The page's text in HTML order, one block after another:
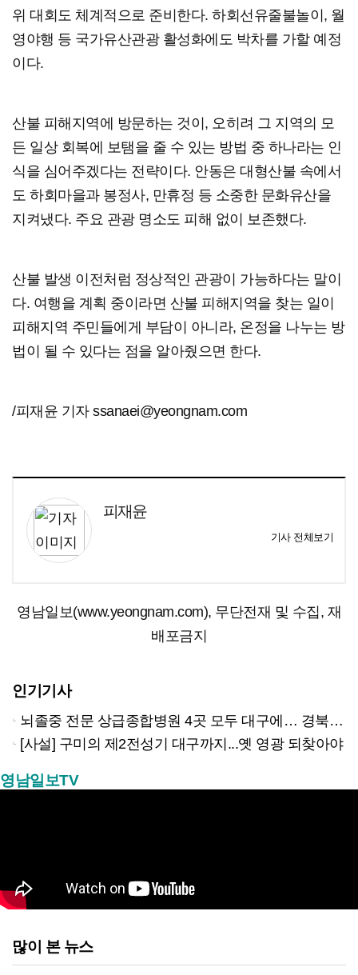
위 대회도 체계적으로 준비한다. 하회선유줄불놀이, 월
영야행 등 국가유산관광 활성화에도 박차를 가할 예정
이다.
산불 피해지역에 방문하는 것이, 오히려 그 지역의 모
든 일상 회복에 보탬을 줄 수 있는 방법 중 하나라는 인
식을 심어주겠다는 전략이다. 안동은 대형산불 속에서
도 하회마을과 봉정사, 만휴정 등 소중한 문화유산을
지켜냈다. 주요 관광 명소도 피해 없이 보존했다.
산불 발생 이전처럼 정상적인 관광이 가능하다는 말이
다. 여행을 계획 중이라면 산불 피해지역을 찾는 일이
피해지역 주민들에게 부담이 아니라, 온정을 나누는 방
법이 될 수 있다는 점을 알아줬으면 한다.
/피재윤 기자 ssanaei@yeongnam.com
피재윤
기사 전체보기
영남일보(www.yeongnam.com), 무단전재 및 수집, 재
배포금지
인기기사
뇌졸중 전문 상급종합병원 4곳 모두 대구에… 경북은 골든타임 사각지대
[사설] 구미의 제2전성기 대구까지...옛 영광 되찾아야
영남일보TV
많이 본 뉴스